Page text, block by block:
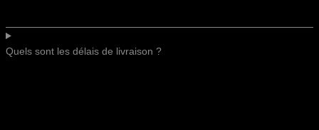
Quels sont les délais de livraison ?